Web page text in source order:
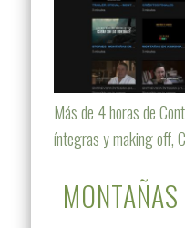
Más de 4 horas de
íntegras y making off,